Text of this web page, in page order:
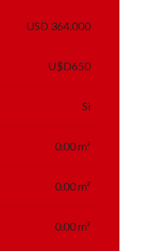
USD 364.000
U$D650
Si
0.00 m²
0.00 m²
0.00 m²